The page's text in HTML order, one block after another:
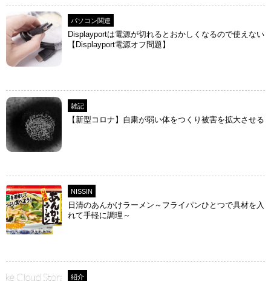
パソコン関連
Displayportは電源が切れるとおかしくなるので使えない
【Displayport電源オフ問題】
雑記
【新型コロナ】自粛が弱い体をつくり被害を拡大させる
NISSIN
日清のあんかけラーメン～フライパンひとつで具材を入
れて手軽に調理～
紹介